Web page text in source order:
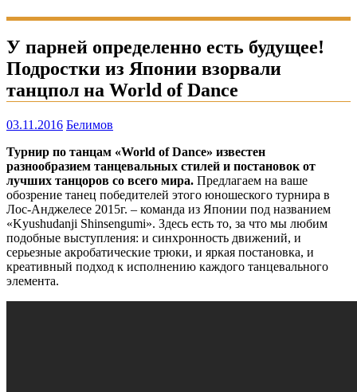
У парней определенно есть будущее!
Подростки из Японии взорвали
танцпол на World of Dance
03.11.2016 Белимов
Турнир по танцам «World of Dance» известен
разнообразием танцевальных стилей и постановок от
лучших танцоров со всего мира. Предлагаем на ваше
обозрение танец победителей этого юношеского турнира в
Лос-Анджелесе 2015г. – команда из Японии под названием
«Kyushudanji Shinsengumi». Здесь есть то, за что мы любим
подобные выступления: и синхронность движений, и
серьезные акробатические трюки, и яркая постановка, и
креативный подход к исполнению каждого танцевального
элемента.